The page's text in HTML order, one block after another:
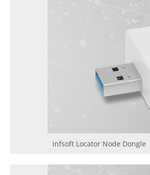
infsoft Locator Node Dongle